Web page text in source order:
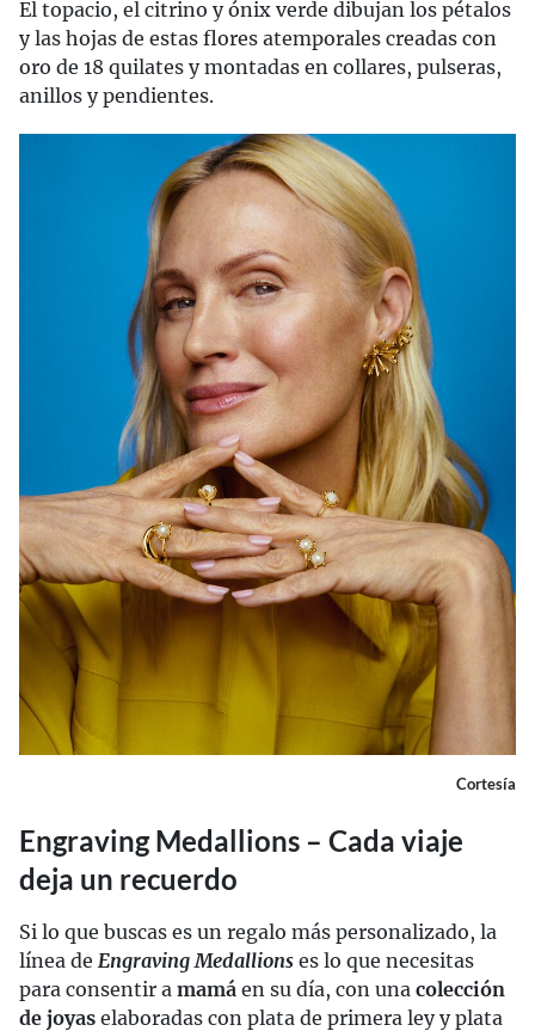
El topacio, el citrino y ónix verde dibujan los pétalos
y las hojas de estas flores atemporales creadas con
oro de 18 quilates y montadas en collares, pulseras,
anillos y pendientes.
Cortesía
Engraving Medallions – Cada viaje
deja un recuerdo
Si lo que buscas es un regalo más personalizado, la
línea de Engraving Medallions es lo que necesitas
para consentir a mamá en su día, con una colección
de joyas elaboradas con plata de primera ley y plata